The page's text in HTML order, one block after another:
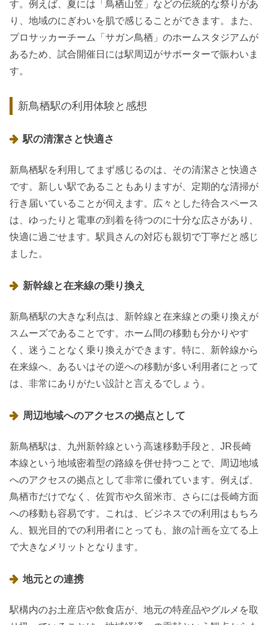
す。例えば、夏には「鳥栖山笠」などの伝統的な祭りがあ
り、地域のにぎわいを肌で感じることができます。また、
プロサッカーチーム「サガン鳥栖」のホームスタジアムが
あるため、試合開催日には駅周辺がサポーターで賑わいま
す。
新鳥栖駅の利用体験と感想
駅の清潔さと快適さ
新鳥栖駅を利用してまず感じるのは、その清潔さと快適さ
です。新しい駅であることもありますが、定期的な清掃が
行き届いていることが伺えます。広々とした待合スペース
は、ゆったりと電車の到着を待つのに十分な広さがあり、
快適に過ごせます。駅員さんの対応も親切で丁寧だと感じ
ました。
新幹線と在来線の乗り換え
新鳥栖駅の大きな利点は、新幹線と在来線との乗り換えが
スムーズであることです。ホーム間の移動も分かりやす
く、迷うことなく乗り換えができます。特に、新幹線から
在来線へ、あるいはその逆への移動が多い利用者にとって
は、非常にありがたい設計と言えるでしょう。
周辺地域へのアクセスの拠点として
新鳥栖駅は、九州新幹線という高速移動手段と、JR長崎
本線という地域密着型の路線を併せ持つことで、周辺地域
へのアクセスの拠点として非常に優れています。例えば、
鳥栖市だけでなく、佐賀市や久留米市、さらには長崎方面
への移動も容易です。これは、ビジネスでの利用はもちろ
ん、観光目的での利用者にとっても、旅の計画を立てる上
で大きなメリットとなります。
地元との連携
駅構内のお土産店や飲食店が、地元の特産品やグルメを取